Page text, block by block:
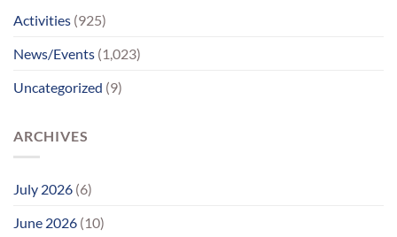
વર્ષોની
Activities (925)
News/Events (1,023)
Uncategorized (9)
ARCHIVES
July 2026 (6)
June 2026 (10)